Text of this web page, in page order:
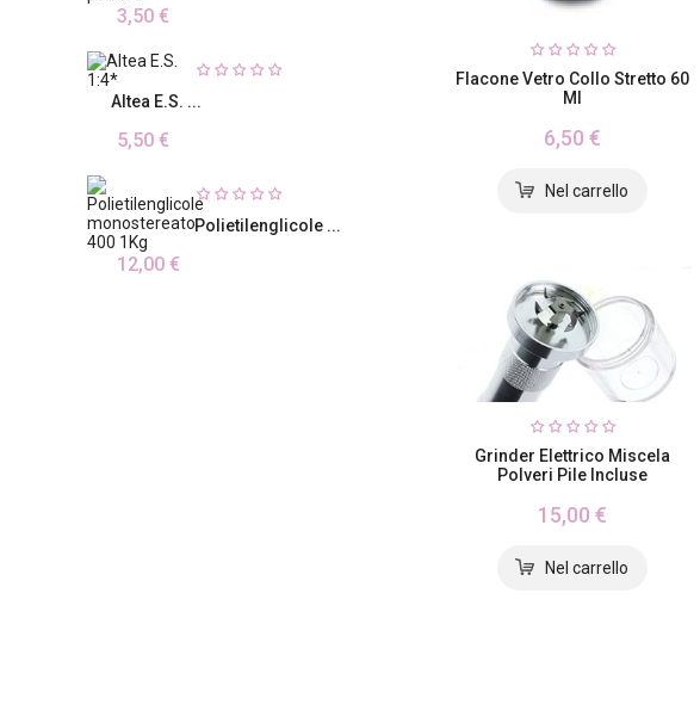
3,50 €
Altea E.S. ...
5,50 €
Polietilenglicole ...
12,00 €
Flacone Vetro Collo Stretto 60
Ml
6,50 €
Grinder Elettrico Miscela
Polveri Pile Incluse
15,00 €